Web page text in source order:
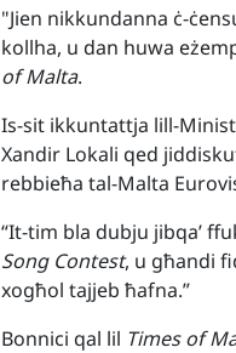
"Jien nikkundanna ċ-
kollha, u dan huwa
of Malta.
Is-sit ikkuntattja lill-
Xandir Lokali qed
rebbieħa tal-Malta
“It-tim bla dubju jibqa’
Song Contest, u għandi
xogħol tajjeb ħafna.”
Bonnici qal lil Times of